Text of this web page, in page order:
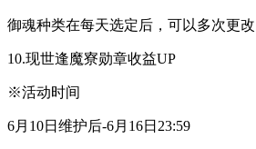
御魂种类在每天选定后，可以多次更改
10.现世逢魔寮勋章收益UP
※活动时间
6月10日维护后-6月16日23:59